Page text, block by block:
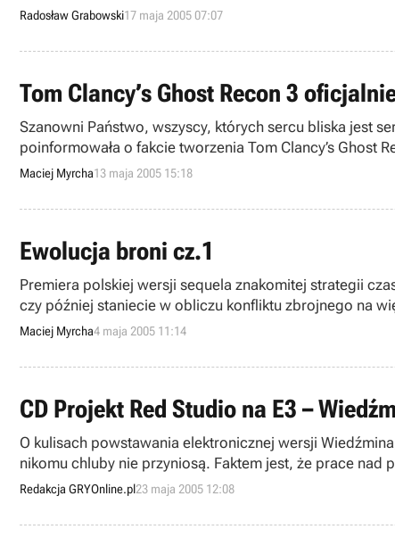
oglądnięcia projektu (design może ulec zmianie) i
Radosław Grabowski17 maja 2005 07:07
Tom Clancy’s Ghost Recon 3
Szanowni Państwo, wszyscy, których sercu bliska jest
poinformowała o fakcie tworzenia Tom Clancy’s Ghost
Maciej Myrcha13 maja 2005 15:18
Ewolucja broni cz.1
Premiera polskiej wersji sequela znakomitej strategii
czy później staniecie w obliczu konfliktu zbrojnego na
środki służące człowiekowi do eksterminacji
Maciej Myrcha4 maja 2005 11:14
CD Projekt Red Studio na E3 –
O kulisach powstawania elektronicznej wersji
nikomu chluby nie przyniosą. Faktem jest, że prace
targach E3.
Redakcja GRYOnline.pl23 maja 2005 12:08